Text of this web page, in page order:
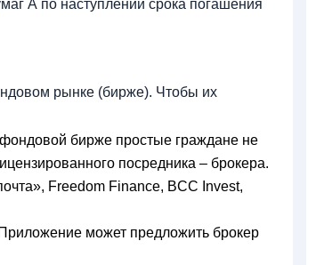
А по наступлении срока погашения
рынке (бирже). Чтобы их
бирже простые граждане не
посредника – брокера.
Freedom Finance, BCC Invest,
может предложить брокер